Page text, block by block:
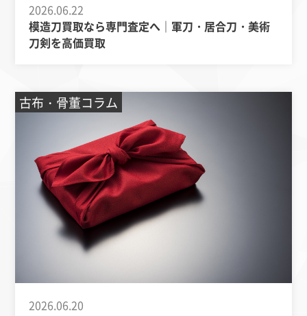
2026.06.22
模造刀買取なら専門査定へ｜軍刀・居合刀・美術
刀剣を高価買取
古布・骨董コラム
2026.06.20